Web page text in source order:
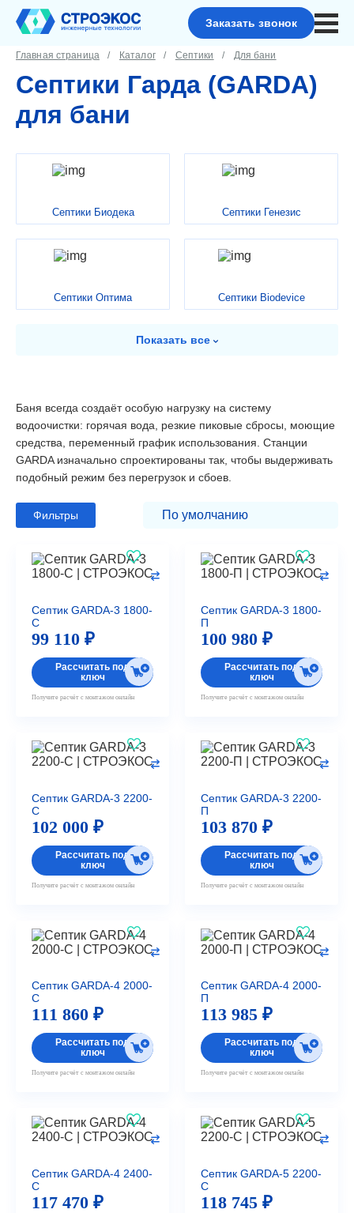
Заказать звонок
Главная страница Каталог Септики Для бани
Септики Гарда (GARDA)
для бани
Септики Биодека Септики Генезис
Септики Оптима Септики Biodevice
Показать все
Баня всегда создаёт особую нагрузку на систему
водоочистки: горячая вода, резкие пиковые сбросы, моющие
средства, переменный график использования. Станции
GARDA изначально спроектированы так, чтобы выдерживать
подобный режим без перегрузок и сбоев.
Фильтры
Септик GARDA-3 1800-
C
99 110 ₽
Рассчитать под
ключ
Получите расчёт с монтажом онлайн
Септик GARDA-3 1800-
П
100 980 ₽
Рассчитать под
ключ
Получите расчёт с монтажом онлайн
Септик GARDA-3 2200-
С
102 000 ₽
Рассчитать под
ключ
Получите расчёт с монтажом онлайн
Септик GARDA-3 2200-
П
103 870 ₽
Рассчитать под
ключ
Получите расчёт с монтажом онлайн
Септик GARDA-4 2000-
С
111 860 ₽
Рассчитать под
ключ
Получите расчёт с монтажом онлайн
Септик GARDA-4 2000-
П
113 985 ₽
Рассчитать под
ключ
Получите расчёт с монтажом онлайн
Септик GARDA-4 2400-
С
117 470 ₽
Септик GARDA-5 2200-
С
118 745 ₽